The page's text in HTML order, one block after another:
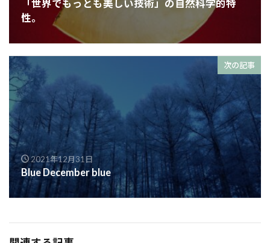
「世界でもっとも美しい技術」の自然科学的特
性。
次の記事
2021年12月31日
Blue December blue